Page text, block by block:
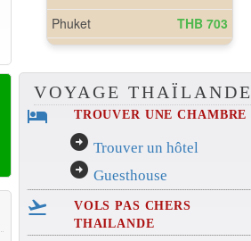
VOYAGE THAÏLANDE
hotel TROUVER UNE CHAMBRE
arrow_circle_right Trouver un hôtel
arrow_circle_right Guesthouse
flight_takeoff
VOLS PAS CHERS
THAILANDE